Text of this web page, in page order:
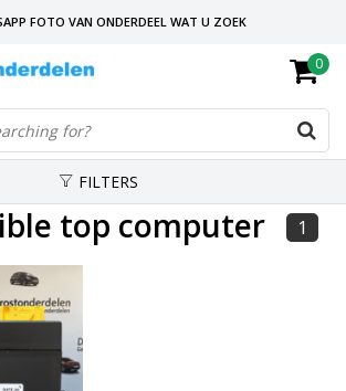
FOTO VAN ONDERDEEL WAT U ZOEK
16.00 BESTELD, VANDAAG VERZONDEN
GESPECIALISEERD PEUGEOT
0
FILTERS
top computer 1